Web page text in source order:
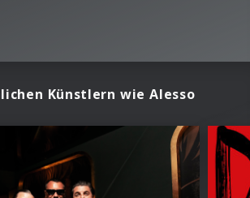
Künstlern wie Alesso